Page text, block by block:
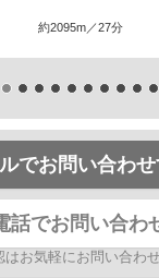
約2095m／27分
でお問い合わ
話でお問い合わ
お気軽にお問い合わせ